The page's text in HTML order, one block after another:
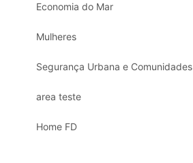
Economia do Mar
Mulheres
Segurança Urbana e Comunidades
area teste
Home FD